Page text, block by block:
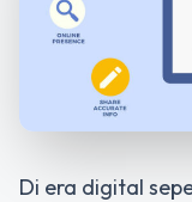
Di era digital